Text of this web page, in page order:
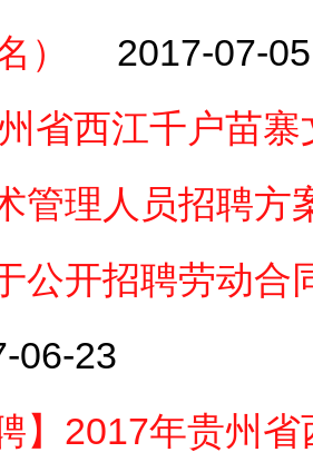
）
2017-07-05
省西江千户苗
管理人员招聘方
公开招聘劳动合
06-23
】2017年贵州